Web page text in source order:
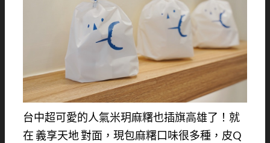
台中超可愛的人氣米玥麻糬也插旗高雄了！就
在 義享天地 對面，現包麻糬口味很多種，皮Q